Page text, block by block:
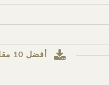
أفضل 10 مقاطع وألبومات حسب مرات التنزيل